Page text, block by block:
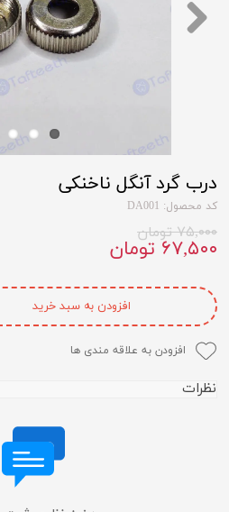
درب گرد آنگل ناخنکی
کد محصول: DA001
۷۵,۰۰۰ تومان
۶۷,۵۰۰ تومان
افزودن به سبد خرید
افزودن به علاقه مندی ها
نظرات